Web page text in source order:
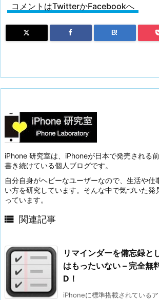
コメントはTwitterかFacebookへ
B!
iPhone 研究室は、iPhoneが日本で発売される
書き続けている個人ブログです。
自分自身がヘビーなユーザーなので、生活や仕
い方を研究しています。そんな中で気づいた発
っています。
 関連記事
リマインダーを備忘録と
はもったいない – 完全無
D！
iPhoneに標準搭載されている